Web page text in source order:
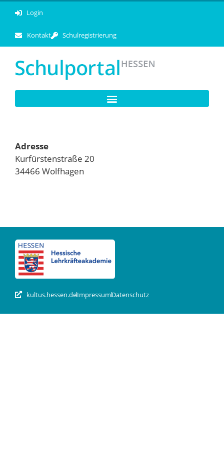
Login
Kontakt Schulregistrierung
Adresse
Kurfürstenstraße 20
34466 Wolfhagen
kultus.hessen.deImpressumDatenschutz